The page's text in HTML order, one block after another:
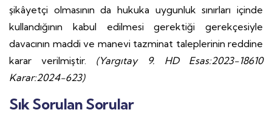
şikâyetçi olmasının da hukuka uygunluk sınırları içinde
kullandığının kabul edilmesi gerektiği gerekçesiyle
davacının maddi ve manevi tazminat taleplerinin reddine
karar verilmiştir. (Yargıtay 9. HD Esas:2023-18610
Karar:2024-623)
Sık Sorulan Sorular